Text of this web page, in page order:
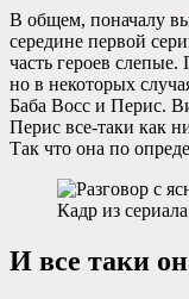
В общем, поначалу
середине первой
часть героев
но в некоторых
Баба Восс и Перис.
Перис все-таки как
Так что она по
Кадр из
И все таки